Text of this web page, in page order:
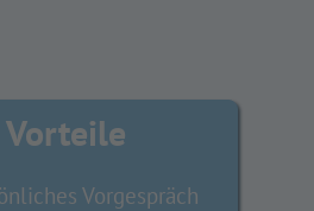
Vorgespräch